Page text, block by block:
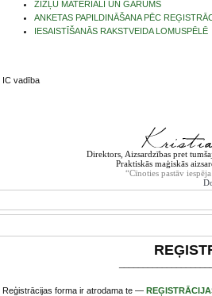
ZIŽĻU MATERIĀLI UN GARUMS
ANKETAS PAPILDINĀŠANA PĒC
IESAISTĪŠANĀS RAKSTVEIDA LOMUSPĒLĒ
IC vadība
Direktors, Aizsardzības pret
Praktiskās maģiskās
“Cīnoties pastāv
Reģistrācijas forma ir atrodama te —